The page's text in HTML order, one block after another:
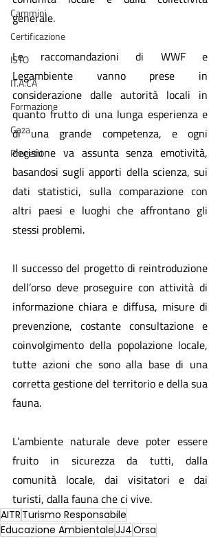
Cammini
Certificazione
ISTO
IT.A.CÀ
Formazione
Gaza
Progetti
generale.
Le raccomandazioni di WWF e
Legambiente vanno prese in
considerazione dalle autorità locali in
quanto frutto di una lunga esperienza e
di una grande competenza, e ogni
decisione va assunta senza emotività,
basandosi sugli apporti della scienza, sui
dati statistici, sulla comparazione con
altri paesi e luoghi che affrontano gli
stessi problemi.
Il successo del progetto di reintroduzione
dell’orso deve proseguire con attività di
informazione chiara e diffusa, misure di
prevenzione, costante consultazione e
coinvolgimento della popolazione locale,
tutte azioni che sono alla base di una
corretta gestione del territorio e della sua
fauna.
L’ambiente naturale deve poter essere
fruito in sicurezza da tutti, dalla
comunità locale, dai visitatori e dai
turisti, dalla fauna che ci vive.
AITR Turismo Responsabile
Educazione AmbientaleJJ4Orsa